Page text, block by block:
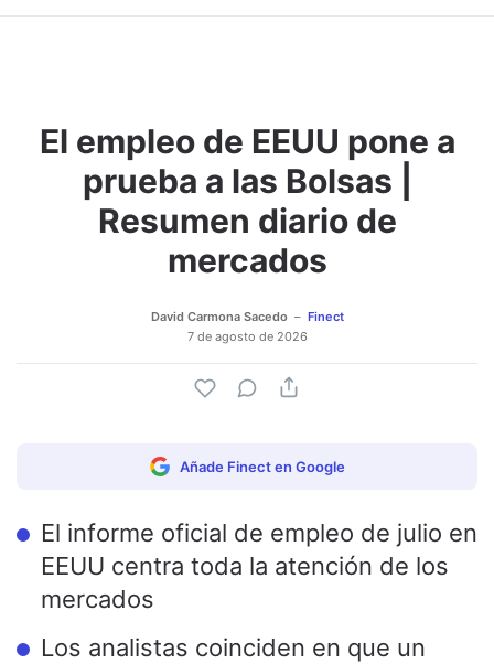
El empleo de EEUU pone a
prueba a las Bolsas |
Resumen diario de
mercados
David Carmona Sacedo
Finect
7 de agosto de 2026
Añade Finect en Google
El informe oficial de empleo de julio en
EEUU centra toda la atención de los
mercados
Los analistas coinciden en que un